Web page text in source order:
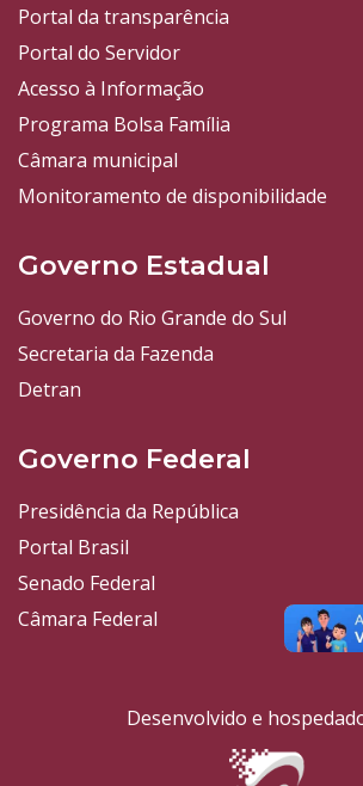
Portal da transparência
Portal do Servidor
Acesso à Informação
Programa Bolsa Família
Câmara municipal
Monitoramento de disponibilidade
Governo Estadual
Governo do Rio Grande do Sul
Secretaria da Fazenda
Detran
Governo Federal
Presidência da República
Portal Brasil
Senado Federal
Câmara Federal
Desenvolvido e